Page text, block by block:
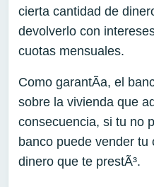
cierta cantidad de
devolverlo con
cuotas mensuales.
Como garantÃ­a, el
sobre la vivienda que
consecuencia, si tu no
banco puede vender tu
dinero que te prestÃ³.